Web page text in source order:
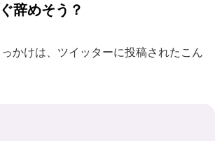
辞めそう？
かけは、ツイッターに投稿されたこん